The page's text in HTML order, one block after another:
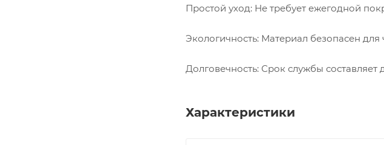
Простой уход: Не требует ежегодной
Экологичность: Материал безопасен
Долговечность: Срок службы составляет
Характеристики